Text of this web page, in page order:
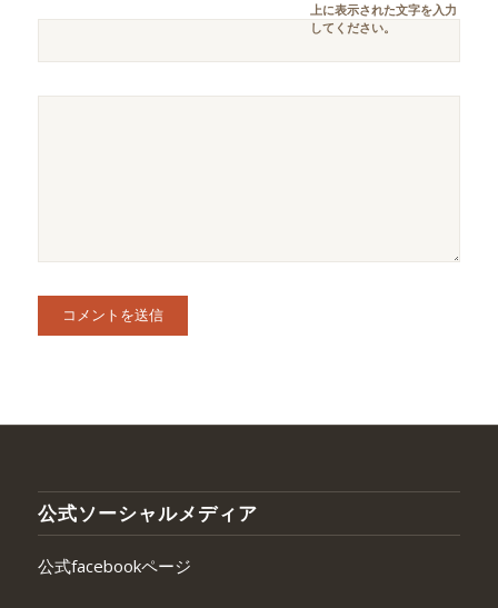
上に表示された文字を入力
してください。
公式ソーシャルメディア
公式facebookページ